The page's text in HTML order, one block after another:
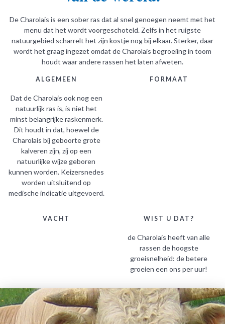
De Charolais is een sober ras dat al snel genoegen neemt met het
menu dat het wordt voorgeschoteld. Zelfs in het ruigste
natuurgebied scharrelt het zijn kostje nog bij elkaar. Sterker, daar
wordt het graag ingezet omdat de Charolais begroeiing in toom
houdt waar andere rassen het laten afweten.
ALGEMEEN
Dat de Charolais ook nog een
natuurlijk ras is, is niet het
minst belangrijke raskenmerk.
Dit houdt in dat, hoewel de
Charolais bij geboorte grote
kalveren zijn, zij op een
natuurlijke wijze geboren
kunnen worden. Keizersnedes
worden uitsluitend op
medische indicatie uitgevoerd.
FORMAAT
VACHT WIST U DAT?
de Charolais heeft van alle
rassen de hoogste
groeisnelheid: de betere
groeien een ons per uur!